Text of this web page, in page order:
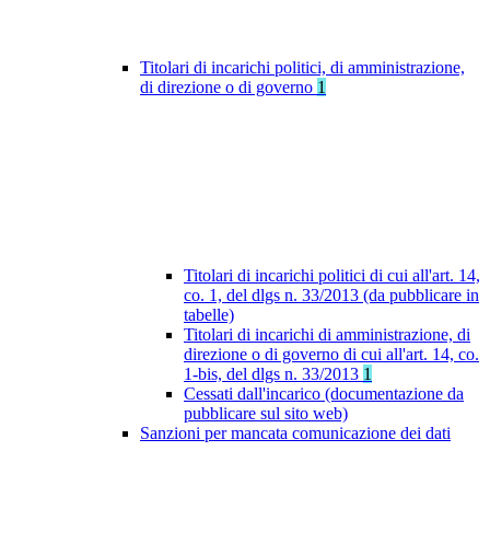
Titolari di incarichi politici, di amministrazione,
di direzione o di governo 1
Titolari di incarichi politici di cui all'art. 14,
co. 1, del dlgs n. 33/2013 (da pubblicare in
tabelle)
Titolari di incarichi di amministrazione, di
direzione o di governo di cui all'art. 14, co.
1-bis, del dlgs n. 33/2013 1
Cessati dall'incarico (documentazione da
pubblicare sul sito web)
Sanzioni per mancata comunicazione dei dati